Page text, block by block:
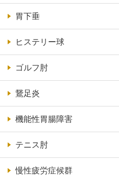
胃下垂
ヒステリー球
ゴルフ肘
鵞足炎
機能性胃腸障害
テニス肘
慢性疲労症候群